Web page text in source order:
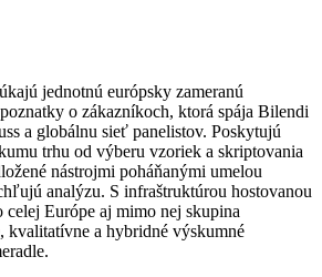
jednotnú európsky zameranú
o zákazníkoch, ktorá spája Bilendi
a globálnu sieť panelistov. Poskytujú
trhu od výberu vzoriek a skriptovania
nástrojmi poháňanými umelou
analýzu. S infraštruktúrou hostovanou
Európe aj mimo nej skupina
kvalitatívne a hybridné výskumné